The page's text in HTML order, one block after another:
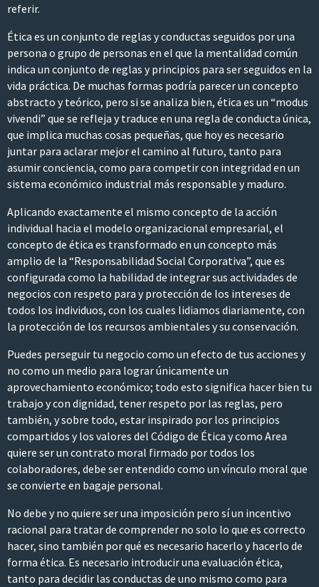
referir.
Ética es un conjunto de reglas y conductas seguidos por una
persona o grupo de personas en el que la mentalidad común
indica un conjunto de reglas y principios para ser seguidos en la
vida práctica. De muchas formas podría parecer un concepto
abstracto y teórico, pero si se analiza bien, ética es un “modus
vivendi” que se refleja y traduce en una regla de conducta única,
que implica muchas cosas pequeñas, que hoy es necesario
juntar para aclarar mejor el camino al futuro, tanto para
asumir conciencia, como para competir con integridad en un
sistema económico industrial más responsable y maduro.
Aplicando exactamente el mismo concepto de la acción
individual hacia el modelo organizacional empresarial, el
concepto de ética es transformado en un concepto más
amplio de la “Responsabilidad Social Corporativa”, que es
configurada como la habilidad de integrar sus actividades de
negocios con respeto para y protección de los intereses de
todos los individuos, con los cuales lidiamos diariamente, con
la protección de los recursos ambientales y su conservación.
Puedes perseguir tu negocio como un efecto de tus acciones y
no como un medio para lograr únicamente un
aprovechamiento económico; todo esto significa hacer bien tu
trabajo y con dignidad, tener respeto por las reglas, pero
también, y sobre todo, estar inspirado por los principios
compartidos y los valores del Código de Ética y como Area
quiere ser un contrato moral firmado por todos los
colaboradores, debe ser entendido como un vínculo moral que
se convierte en bagaje personal.
No debe y no quiere ser una imposición pero sí un incentivo
racional para tratar de comprender no solo lo que es correcto
hacer, sino también por qué es necesario hacerlo y hacerlo de
forma ética. Es necesario introducir una evaluación ética,
tanto para decidir las conductas de uno mismo como para